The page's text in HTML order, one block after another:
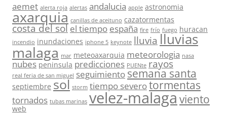
aemet alerta roja alertas andalucia apple astronomia
axarquia canillas de aceituno cazatormentas
costa del sol el tiempo españa fire frío fuego huracan
incendio inundaciones iphone 5 keynote lluvia lluvias
malaga mar meteoaxarquia meteorologia nasa
nubes peninsula predicciones PUENte rayos
real feria de san miguel seguimiento semana santa
septiembre sol storm tiempo severotormentas
tornados tubas marinas velez-malagaviento
web